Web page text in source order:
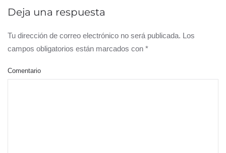
Deja una respuesta
Tu dirección de correo electrónico no será publicada. Los
campos obligatorios están marcados con *
Comentario